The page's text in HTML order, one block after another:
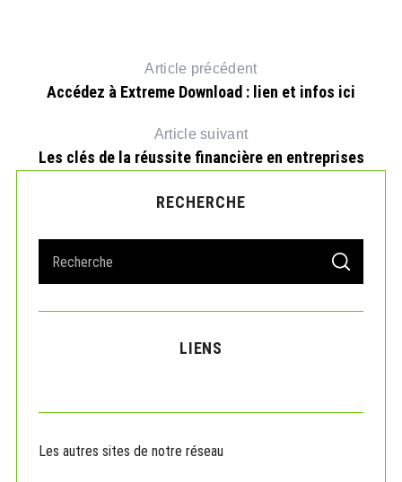
Article précédent
Accédez à Extreme Download : lien et infos ici
Article suivant
Les clés de la réussite financière en entreprises
RECHERCHE
a
r
r
S
A
C
LIENS
Les autres sites de notre réseau